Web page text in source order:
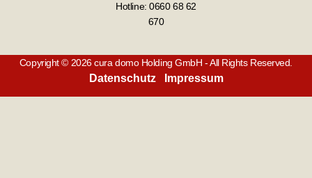
Hotline: 0660 68 62
670
Copyright © 2026 cura domo Holding GmbH - All Rights Reserved.
Datenschutz Impressum